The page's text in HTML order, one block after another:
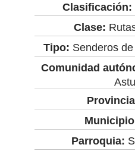
Clasificación:
Clase:
Tipo: Senderos
Comunidad
Parroquia: